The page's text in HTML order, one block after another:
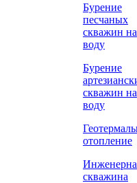
Бурение
песчаных
скважин на
воду
Бурение
скважин на
воду
отопление
скважина